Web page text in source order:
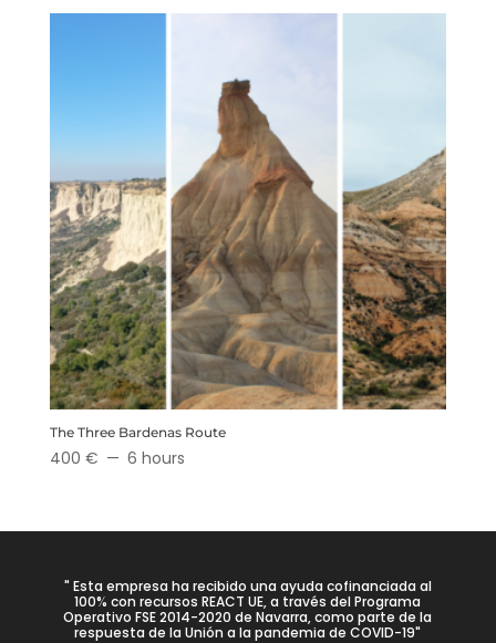
The Three Bardenas Route
400 € 6 hours
" Esta empresa ha recibido una ayuda cofinanciada al
100% con recursos REACT UE, a través del Programa
Operativo FSE 2014-2020 de Navarra, como parte de la
respuesta de la Unión a la pandemia de COVID-19"